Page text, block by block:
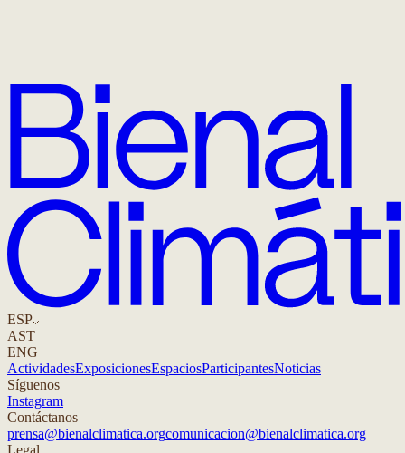
ESP
AST
ENG
ActividadesExposicionesEspaciosParticipantesNoticias
Síguenos
Instagram
Contáctanos
prensa@bienalclimatica.orgcomunicacion@bienalclimatica.org
Legal